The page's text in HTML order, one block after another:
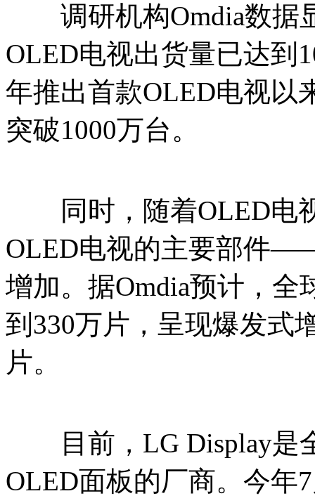
调研机构Omdia数据
OLED电视出货量已达到
年推出首款OLED电视以
突破1000万台。
同时，随着OLED电
OLED电视的主要部件
增加。据Omdia预计，
到330万片，呈现爆发式
片。
目前，LG Display是
OLED面板的厂商。今年